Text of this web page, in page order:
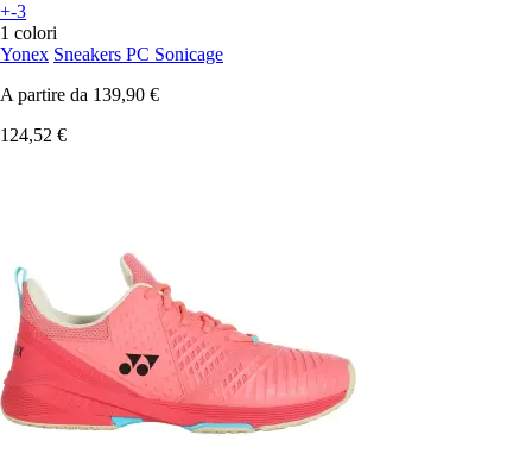
+-3
1 colori
Yonex Sneakers PC Sonicage
A partire da 139,90 €
124,52 €